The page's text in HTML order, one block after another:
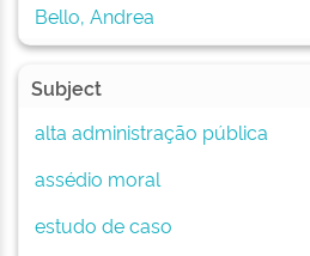
Bello, Andrea
Subject
alta administração pública
assédio moral
estudo de caso